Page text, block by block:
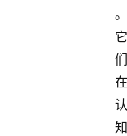
。
它
们
在
认
知